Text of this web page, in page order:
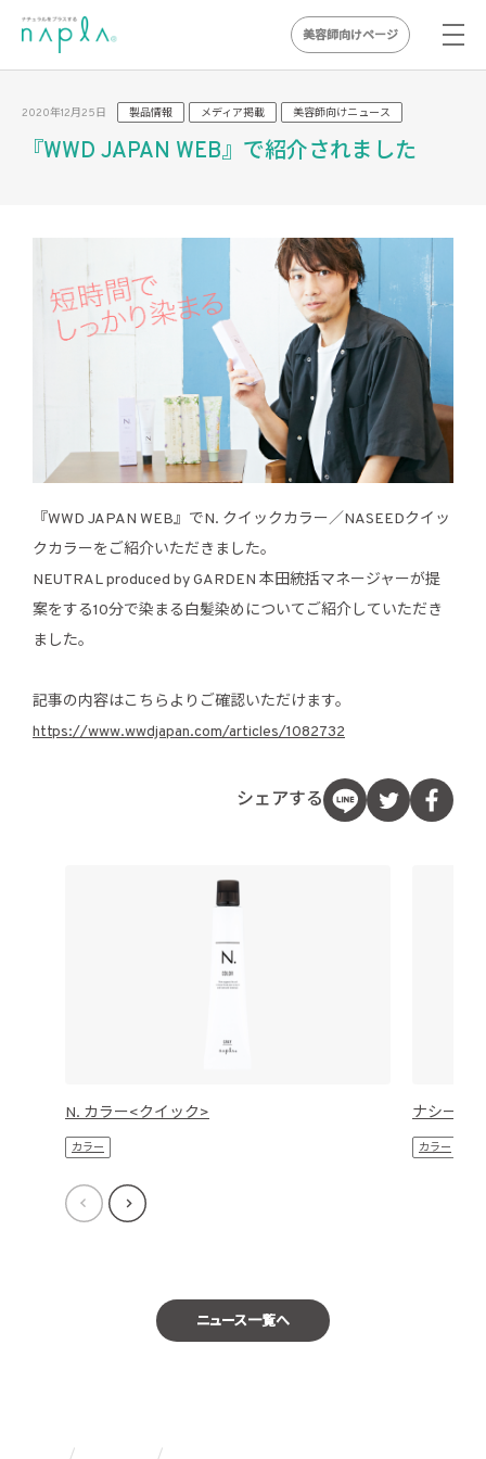
content
美容師向けページ
2020年12月25日 製品情報 メディア掲載 美容師向けニュース
『WWD JAPAN WEB』で紹介されました
『WWD JAPAN WEB』でN. クイックカラー／NASEEDクイッ
クカラーをご紹介いただきました。
NEUTRAL produced by GARDEN 本田統括マネージャーが提
案をする10分で染まる白髪染めについてご紹介していただき
ました。
記事の内容はこちらよりご確認いただけます。
https://www.wwdjapan.com/articles/1082732
シェアする
N. カラー<クイック>
カラー
ナシード
カラー
ニュース一覧へ